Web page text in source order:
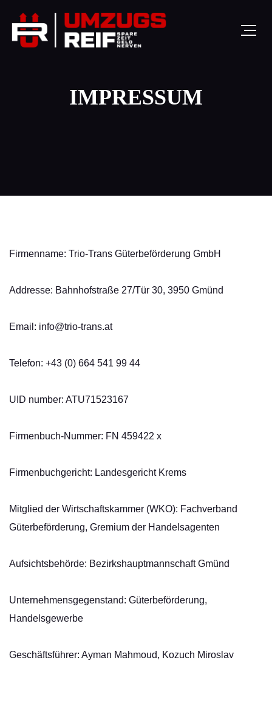
IMPRESSUM
Firmenname: Trio-Trans Güterbeförderung GmbH
Addresse: Bahnhofstraße 27/Tür 30, 3950 Gmünd
Email: info@trio-trans.at
Telefon: +43 (0) 664 541 99 44
UID number: ATU71523167
Firmenbuch-Nummer: FN 459422 x
Firmenbuchgericht: Landesgericht Krems
Mitglied der Wirtschaftskammer (WKO): Fachverband
Güterbeförderung, Gremium der Handelsagenten
Aufsichtsbehörde: Bezirkshauptmannschaft Gmünd
Unternehmensgegenstand: Güterbeförderung,
Handelsgewerbe
Geschäftsführer: Ayman Mahmoud, Kozuch Miroslav